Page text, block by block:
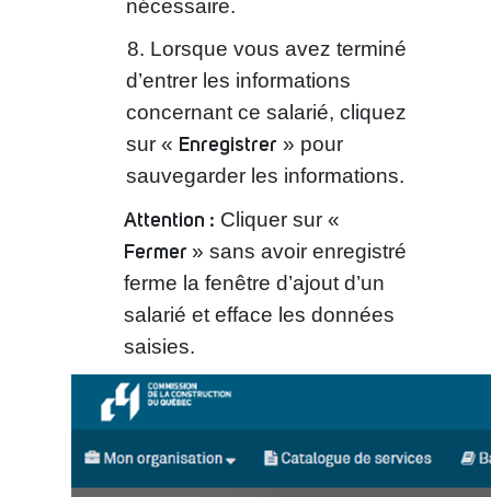
nécessaire.
Lorsque vous avez terminé
d’entrer les informations
concernant ce salarié, cliquez
sur « Enregistrer » pour
sauvegarder les informations.
Attention : Cliquer sur «
Fermer » sans avoir enregistré
ferme la fenêtre d’ajout d’un
salarié et efface les données
saisies.